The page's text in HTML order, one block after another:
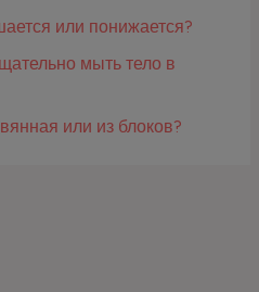
или понижается?
мыть тело в
или из блоков?